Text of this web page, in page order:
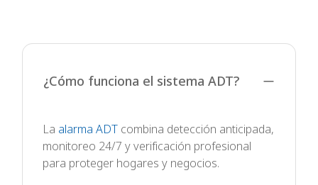
¿Cómo funciona el sistema ADT?
La alarma ADT combina detección anticipada,
monitoreo 24/7 y verificación profesional
para proteger hogares y negocios.